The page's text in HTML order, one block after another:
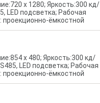
x 1280; Яркость:300 кд/
LED подсветка; Рабочая
проекционно-ёмкостной
x 480; Яркость:300 кд/
LED подсветка; Рабочая
проекционно-ёмкостной